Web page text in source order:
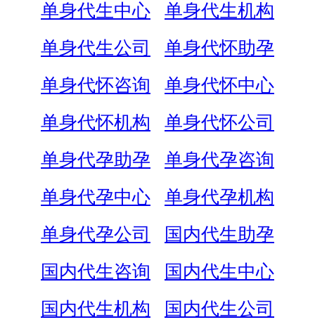
单身代生中心
单身代生机构
单身代生公司
单身代怀助孕
单身代怀咨询
单身代怀中心
单身代怀机构
单身代怀公司
单身代孕助孕
单身代孕咨询
单身代孕中心
单身代孕机构
单身代孕公司
国内代生助孕
国内代生咨询
国内代生中心
国内代生机构
国内代生公司